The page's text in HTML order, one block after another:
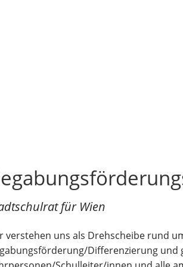
für Wien
verstehen uns als Drehscheibe rund
Differenzierung und